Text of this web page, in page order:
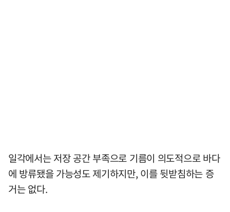
일각에서는 저장 공간 부족으로 기름이 의도적으로 바다
에 방류됐을 가능성도 제기하지만, 이를 뒷받침하는 증
거는 없다.